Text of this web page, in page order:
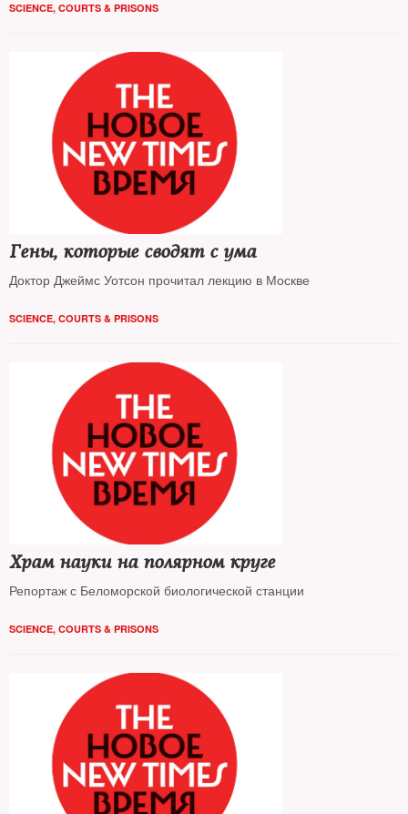
SCIENCE, COURTS & PRISONS
Гены, которые сводят с ума
Доктор Джеймс Уотсон прочитал лекцию в Москве
SCIENCE, COURTS & PRISONS
Храм науки на полярном круге
Репортаж с Беломорской биологической станции
SCIENCE, COURTS & PRISONS